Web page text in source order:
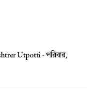
Utpotti -পরিবার,